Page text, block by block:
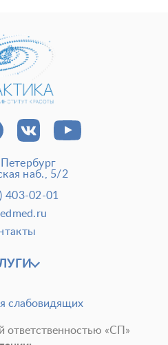
Безопасность
наб., 5/2
403-02-01
слабовидящих
ответственностью «СП»